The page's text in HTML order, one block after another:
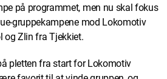
på programmet, men nu skal fokus
gruppekampene mod Lokomotiv
og Zlin fra Tjekkiet.
pletten fra start for Lokomotiv